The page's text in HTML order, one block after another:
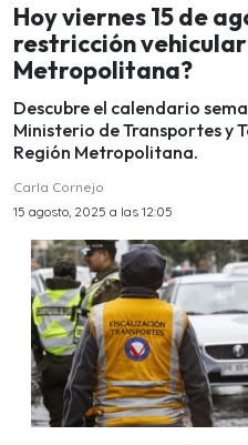
Hoy viernes 15 de
restricción vehicular
Metropolitana?
Descubre el calendario
Ministerio de Transportes y
Región Metropolitana.
Carla Cornejo
15 agosto, 2025 a las 12:05